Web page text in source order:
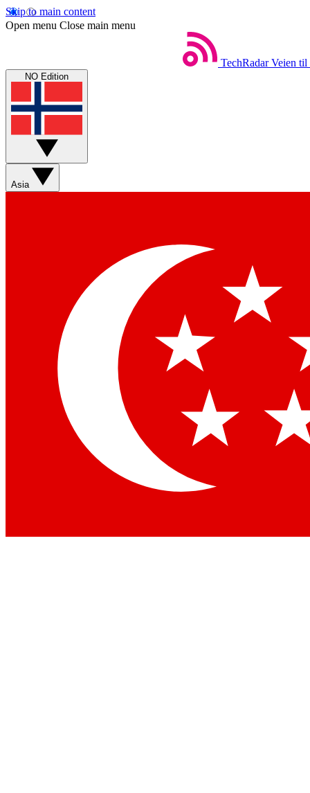
Skip to main content
Open menu Close main menu
TechRadar Veien til
NO Edition
Asia